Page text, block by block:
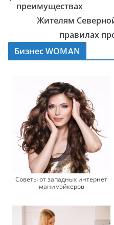
преимуществах
Жителям
правилах
Бизнес WOMAN
Советы от западных интернет
манимэйкеров